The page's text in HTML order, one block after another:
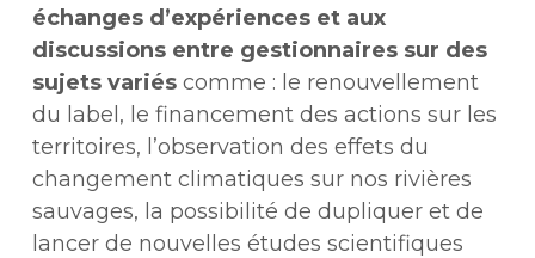
échanges d’expériences et aux
discussions entre gestionnaires sur des
sujets variéscomme : le renouvellement
du label, le financement des actions sur les
territoires, l’observation des effets du
changement climatiques sur nos rivières
sauvages, la possibilité de dupliquer et de
lancer de nouvelles études scientifiques